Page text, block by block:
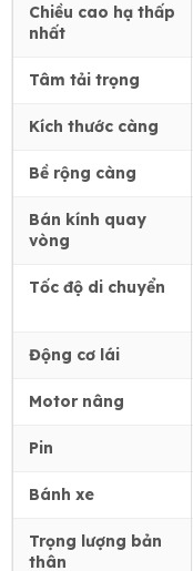
Chiều cao hạ thấp
nhất
Tâm tải trọng
Kích thước càng
Bề rộng càng
Bán kính quay
vòng
Tốc độ di chuyển
Động cơ lái
Motor nâng
Pin
Bánh xe
Trọng lượng bản
thân